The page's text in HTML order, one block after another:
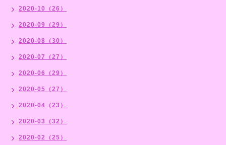
2020-10（26）
2020-09（29）
2020-08（30）
2020-07（27）
2020-06（29）
2020-05（27）
2020-04（23）
2020-03（32）
2020-02（25）